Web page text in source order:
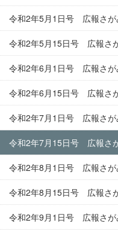
令和2年5月1日号 広報さが
令和2年5月15日号 広報さ
令和2年6月1日号 広報さが
令和2年6月15日号 広報さ
令和2年7月1日号 広報さが
令和2年7月15日号 広報さ
令和2年8月1日号 広報さが
令和2年8月15日号 広報さ
令和2年9月1日号 広報さが